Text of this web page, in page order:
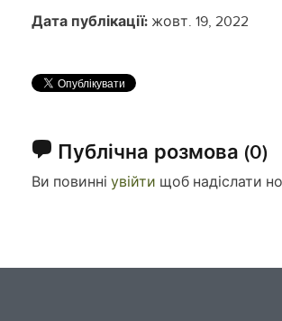
Дата публікації: жовт. 19, 2022
Публічна розмова (0)
Ви повинні увійти щоб надіслати